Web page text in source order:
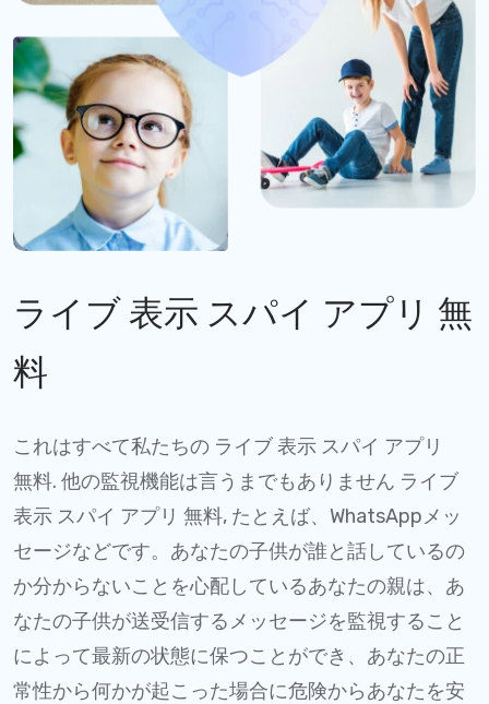
ライブ 表示 スパイ アプリ 無
料
これはすべて私たちの ライブ 表示 スパイ アプリ
無料. 他の監視機能は言うまでもありません ライブ
表示 スパイ アプリ 無料, たとえば、WhatsAppメッ
セージなどです。あなたの子供が誰と話しているの
か分からないことを心配しているあなたの親は、あ
なたの子供が送受信するメッセージを監視すること
によって最新の状態に保つことができ、あなたの正
常性から何かが起こった場合に危険からあなたを安